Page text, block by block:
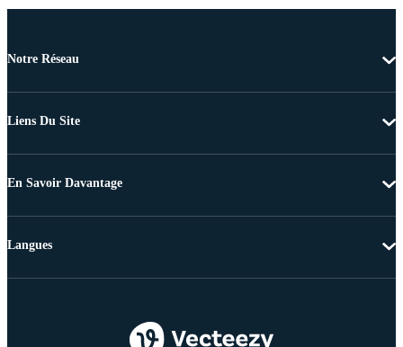
Notre Réseau
Liens Du Site
En Savoir Davantage
Langues